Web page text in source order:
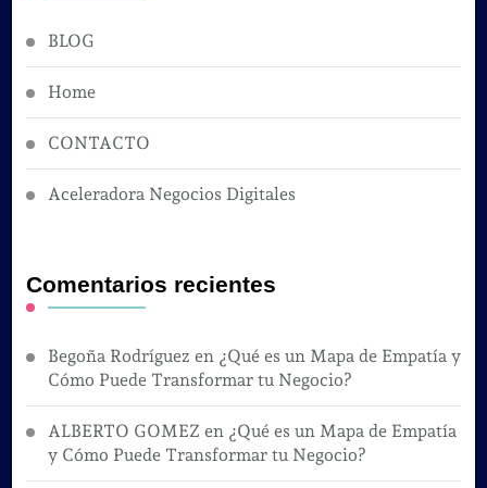
BLOG
Home
CONTACTO
Aceleradora Negocios Digitales
Comentarios recientes
Begoña Rodríguez en ¿Qué es un Mapa de Empatía y
Cómo Puede Transformar tu Negocio?
ALBERTO GOMEZ en ¿Qué es un Mapa de Empatía
y Cómo Puede Transformar tu Negocio?